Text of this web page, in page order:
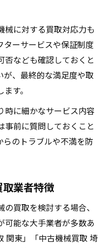
械に対する買取対応力も
ターサービスや保証制度
否なども確認しておくと
が、最終的な満足度や取
す。
時に細かなサービス内容
事前に質問しておくこと
らのトラブルや不満を防
業者特徴
買取を検討する場合、
可能な大手業者が多数あ
関東」「中古機械買取 埼